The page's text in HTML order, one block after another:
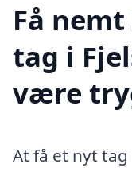
Få
tag i
være
At få et nyt